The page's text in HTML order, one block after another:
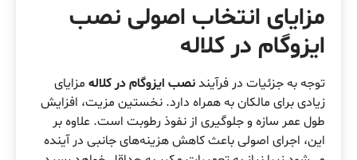
مزایای انتخاب اصولی نصب
ایزوگام در کلاله
توجه به جزئیات در فرآیندنصب ایزوگام در کلاله مزایای
زیادی برای مالکان به همراه دارد. نخستین مزیت، افزایش
طول عمر سازه و جلوگیری از نفوذ رطوبت است. علاوه بر
این، اجرای اصولی باعث کاهش هزینه‌های جانبی در آینده